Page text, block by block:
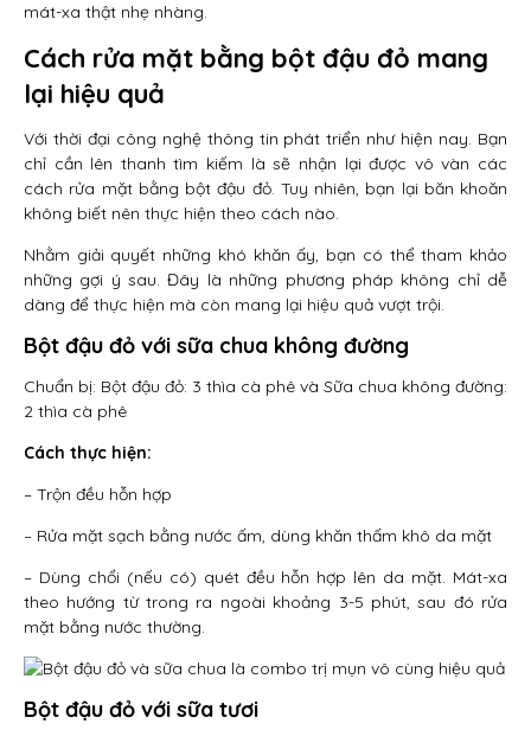
mát-xa thật nhẹ nhàng.
Cách rửa mặt bằng bột đậu đỏ mang
lại hiệu quả
Với thời đại công nghệ thông tin phát triển như hiện nay. Bạn
chỉ cần lên thanh tìm kiếm là sẽ nhận lại được vô vàn các
cách rửa mặt bằng bột đậu đỏ. Tuy nhiên, bạn lại băn khoăn
không biết nên thực hiện theo cách nào.
Nhằm giải quyết những khó khăn ấy, bạn có thể tham khảo
những gợi ý sau. Đây là những phương pháp không chỉ dễ
dàng để thực hiện mà còn mang lại hiệu quả vượt trội.
Bột đậu đỏ với sữa chua không đường
Chuẩn bị: Bột đậu đỏ: 3 thìa cà phê và Sữa chua không đường:
2 thìa cà phê
Cách thực hiện:
– Trộn đều hỗn hợp
– Rửa mặt sạch bằng nước ấm, dùng khăn thấm khô da mặt
– Dùng chổi (nếu có) quét đều hỗn hợp lên da mặt. Mát-xa
theo hướng từ trong ra ngoài khoảng 3-5 phút, sau đó rửa
mặt bằng nước thường.
Bột đậu đỏ với sữa tươi